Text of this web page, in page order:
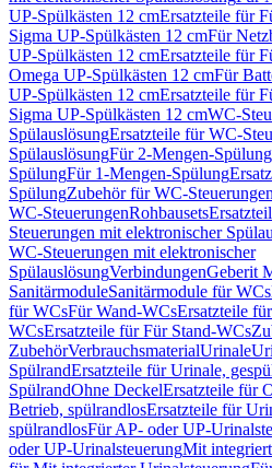
UP-Spülkästen 12 cmErsatzteile für
Sigma UP-Spülkästen 12 cmFür
UP-Spülkästen 12 cmErsatzteile für
Omega UP-Spülkästen 12 cmFür
UP-Spülkästen 12 cmErsatzteile für
Sigma UP-Spülkästen 12 cmWC-
SpülauslösungErsatzteile für WC-
SpülauslösungFür 2-Mengen-Spülung
SpülungFür 1-Mengen-Spülung
SpülungZubehör für WC-Steuerungen
WC-SteuerungenRohbausets
Steuerungen mit elektronischer
WC-Steuerungen mit elektronischer
SpülauslösungVerbindungenGeberit
SanitärmoduleSanitärmodule für WCs
für WCsFür Wand-WCsErsatzteile
WCsErsatzteile für Für Stand-WCs
ZubehörVerbrauchsmaterialUrinale
SpülrandErsatzteile für Urinale,
SpülrandOhne DeckelErsatzteile für
Betrieb, spülrandlosErsatzteile für
spülrandlosFür AP- oder UP-
oder UP-UrinalsteuerungMit